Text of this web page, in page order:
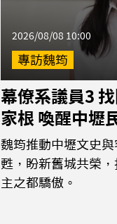
2026/08/08 10:00
專訪魏筠
幕僚系議員3
家根 喚醒中壢
魏筠推動中壢文史與
甦，盼新舊城共榮，
主之都驕傲。